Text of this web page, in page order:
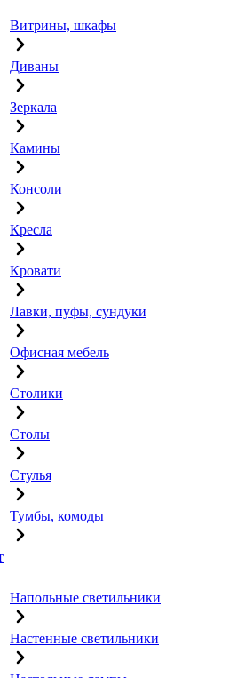
Витрины, шкафы
Диваны
Зеркала
Камины
Консоли
Кресла
Кровати
Лавки, пуфы, сундуки
Офисная мебель
Столики
Столы
Стулья
Тумбы, комоды
Напольные светильники
Настенные светильники